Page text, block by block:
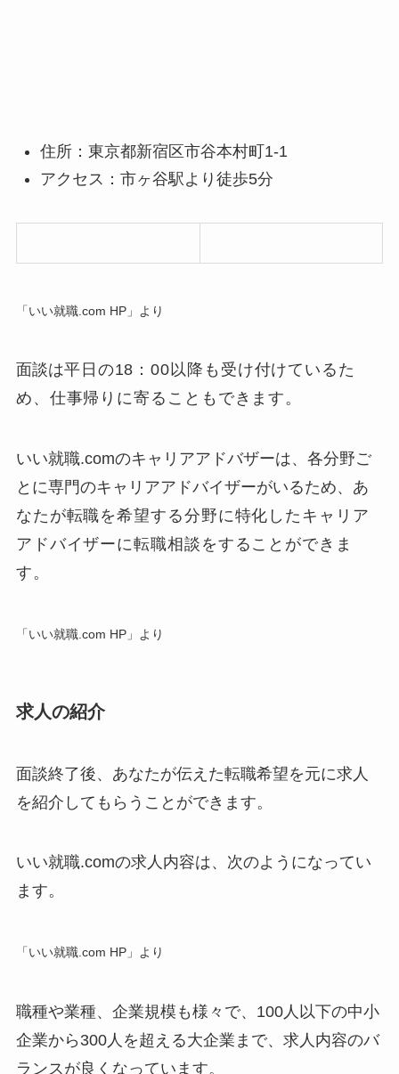
住所：東京都新宿区市谷本村町1-1
アクセス： 市ヶ谷駅より徒歩5分
「いい就職.com HP」より
面談は平日の18：00以降も受け付けているた
め、仕事帰りに寄ることもできます。
いい就職.comのキャリアアドバザーは、各分野ご
とに専門のキャリアアドバイザーがいるため、 あ
なたが転職を希望する分野に特化したキャリア
アドバイザーに転職相談をすることができま
す。
「いい就職.com HP」より
求人の紹介
面談終了後、あなたが伝えた転職希望を元に求人
を紹介してもらうことができます。
いい就職.comの求人内容は、次のようになってい
ます。
「いい就職.com HP」より
職種や業種、企業規模も様々で、100人以下の中小
企業から300人を超える大企業まで、求人内容のバ
ランスが良くなっています。